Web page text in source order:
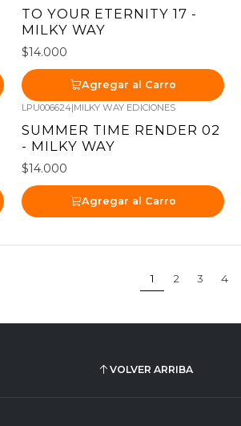
TO YOUR ETERNITY 17 -
MILKY WAY
$14.000
Agregar al Carro
LPU006624|MILKY WAY EDICIONES
SUMMER TIME RENDER 02
- MILKY WAY
$14.000
Agregar al Carro
1 2 3 4
VOLVER ARRIBA